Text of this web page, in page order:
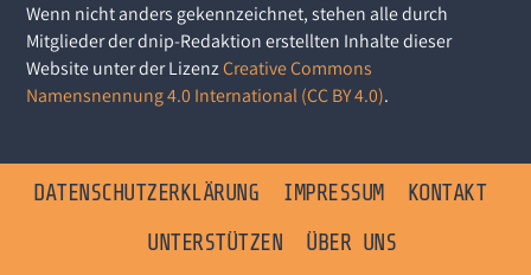
Wenn nicht anders gekennzeichnet, stehen alle durch
Mitglieder der dnip-Redaktion erstellten Inhalte dieser
Website unter der LizenzCreative Commons
Namensnennung 4.0 International (CC BY 4.0).
DATENSCHUTZERKLÄRUNG IMPRESSUM
KONTAKT
UNTERSTÜTZEN
ÜBER UNS